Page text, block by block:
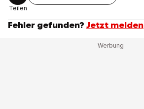
Teilen
Fehler gefunden? Jetzt melden